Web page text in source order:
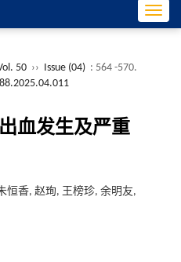
50 ›› Issue (04) : 564 -570.
血发生及严重
恒香, 赵珣, 王榜珍, 余明友,